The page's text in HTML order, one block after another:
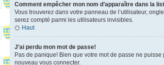
Comment empêcher mon nom d’apparaître dans la
Vous trouverez dans votre panneau de l’utilisateur,
serez compté parmi les utilisateurs invisibles.
Haut
J’ai perdu mon mot de passe!
Pas de panique! Bien que votre mot de passe ne
nouveau vous connecter.